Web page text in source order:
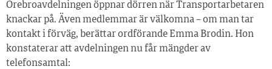
Örebroavdelningen öppnar dörren när Transportarbetaren
knackar på. Även medlemmar är välkomna – om man tar
kontakt i förväg, berättar ordförande Emma Brodin. Hon
konstaterar att avdelningen nu får mängder av
telefonsamtal: